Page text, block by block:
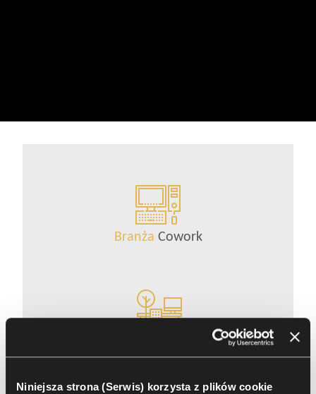
Niniejsza strona (Serwis) korzysta z plików cookie
Branża Cowork
1200